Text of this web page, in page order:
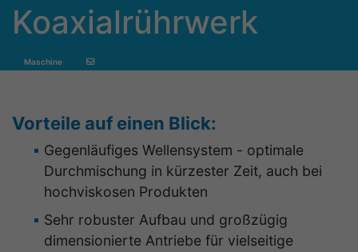
Koaxialrührwerk
Maschine
Vorteile auf einen Blick:
Gegenläufiges Wellensystem - optimale
Durchmischung in kürzester Zeit, auch bei
hochviskosen Produkten
Sehr robuster Aufbau und großzügig
dimensionierte Antriebe für vielseitige